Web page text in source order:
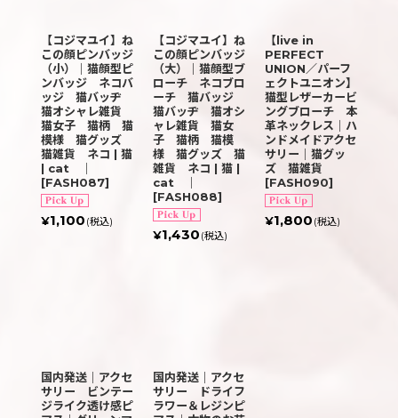
【コジマユイ】ね
この顔ピンバッジ
（小）｜猫顔型ピ
ンバッジ ネコバ
ッジ 猫バッヂ
猫オシャレ雑貨
猫女子 猫柄 猫
模様 猫グッズ
猫雑貨 ネコ | 猫
| cat ｜
[FASH087]
¥1,100 (税込)
【コジマユイ】ね
この顔ピンバッジ
（大）｜猫顔型ブ
ローチ ネコブロ
ーチ 猫バッジ
猫バッヂ 猫オシ
ャレ雑貨 猫女
子 猫柄 猫模
様 猫グッズ 猫
雑貨 ネコ | 猫 |
cat ｜
[FASH088]
¥1,430 (税込)
【live in
PERFECT
UNION／パーフ
ェクトユニオン】
猫型レザーカービ
ングブローチ 本
革ネックレス｜ハ
ンドメイドアクセ
サリー｜猫グッ
ズ 猫雑貨
[FASH090]
¥1,800 (税込)
国内発送｜アクセ
サリー ビンテー
ジライク透け感ピ
国内発送｜アクセ
サリー ドライフ
ラワー＆レジンピ